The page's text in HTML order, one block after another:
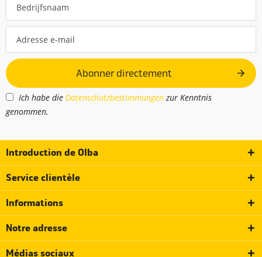
Abonner directement
Ich habe die Datenschutzbestimmungen zur Kenntnis
genommen.
Introduction de Olba
Service clientèle
Informations
Notre adresse
Médias sociaux